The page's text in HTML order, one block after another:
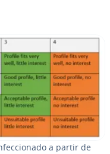
a partir de